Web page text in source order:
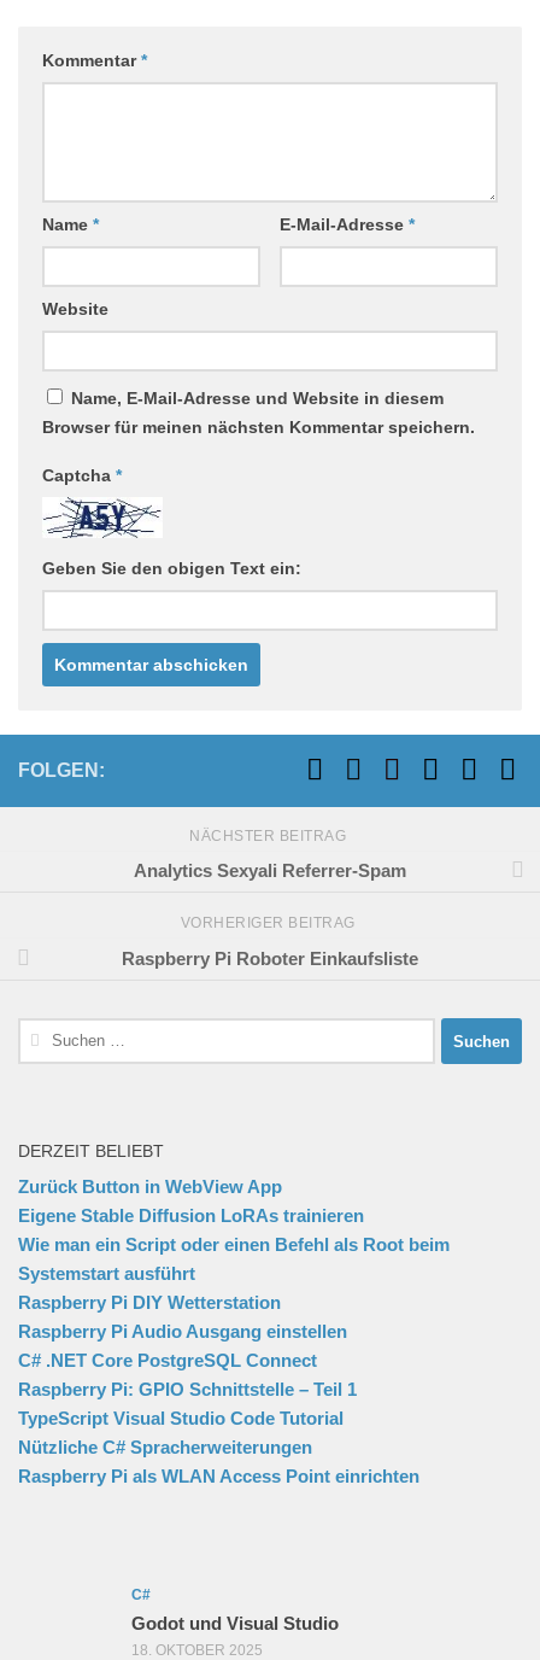
Kommentar*
Name * E-Mail-Adresse *
Website
Name, E-Mail-Adresse und Website in diesem
Browser für meinen nächsten Kommentar speichern.
Captcha *
Geben Sie den obigen Text ein:
FOLGEN:
NÄCHSTER BEITRAG
Analytics Sexyali Referrer-Spam
VORHERIGER BEITRAG
Raspberry Pi Roboter Einkaufsliste
Suchen
nach:
DERZEIT BELIEBT
Zurück Button in WebView App
Eigene Stable Diffusion LoRAs trainieren
Wie man ein Script oder einen Befehl als Root beim
Systemstart ausführt
Raspberry Pi DIY Wetterstation
Raspberry Pi Audio Ausgang einstellen
C# .NET Core PostgreSQL Connect
Raspberry Pi: GPIO Schnittstelle – Teil 1
TypeScript Visual Studio Code Tutorial
Nützliche C# Spracherweiterungen
Raspberry Pi als WLAN Access Point einrichten
C#
Godot und Visual Studio
18. OKTOBER 2025